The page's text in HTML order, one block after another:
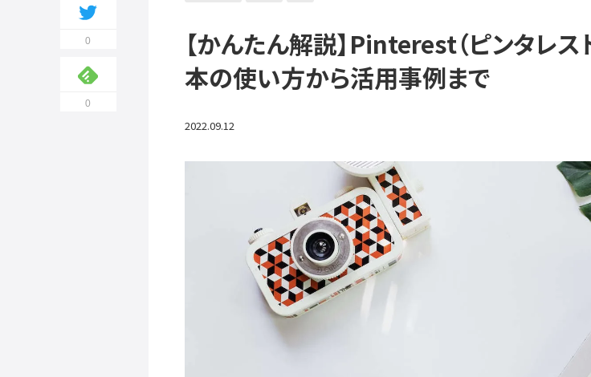
0
0
【かんたん解説】Pinterest（ピンタレス
本の使い方から活用事例まで
2022.09.12